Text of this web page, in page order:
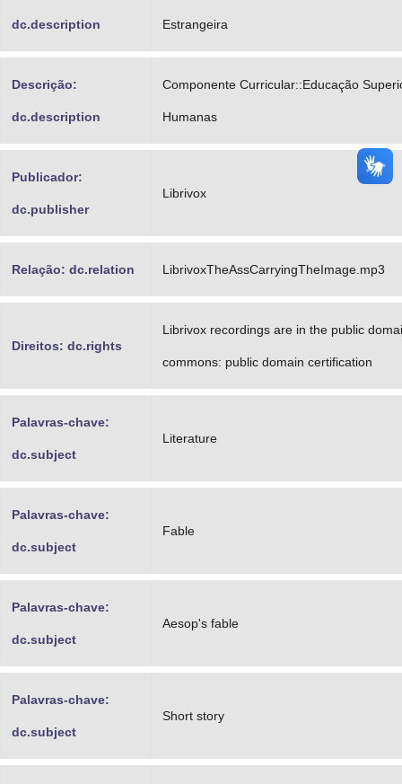
dc.description Estrangeira
Descrição:
dc.description
Componente Curricular::Educação
Humanas
Publicador:
dc.publisher
Librivox
Relação: dc.relation LibrivoxTheAssCarryingTheImage.mp3
Direitos: dc.rights
Librivox recordings are in the public
commons: public domain certification
Palavras-chave:
dc.subject
Literature
Palavras-chave:
dc.subject
Fable
Palavras-chave:
dc.subject
Aesop's fable
Palavras-chave:
dc.subject
Short story